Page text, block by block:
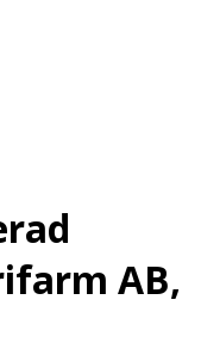
AB,